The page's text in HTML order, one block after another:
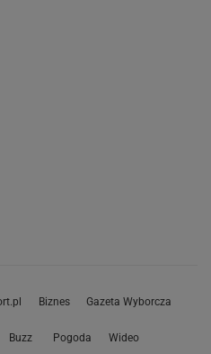
Biznes Gazeta Wyborcza
Buzz Pogoda Wideo